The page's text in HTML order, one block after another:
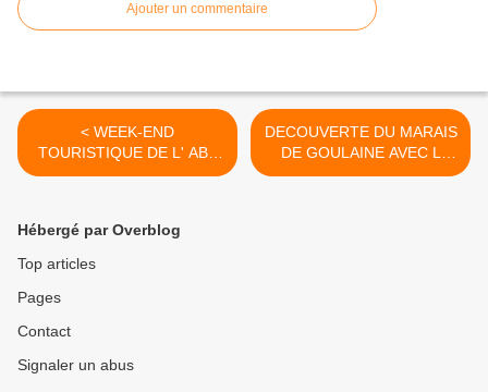
Ajouter un commentaire
< WEEK-END
TOURISTIQUE DE L' ABA
EN TERRE
DECOUVERTE DU MARAIS
DE GOULAINE AVEC L
'ABA44. >
Hébergé par Overblog
Top articles
Pages
Contact
Signaler un abus